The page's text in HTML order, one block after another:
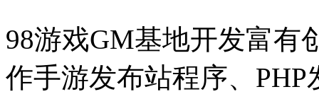
98游戏GM基地开发富有
作手游发布站程序、